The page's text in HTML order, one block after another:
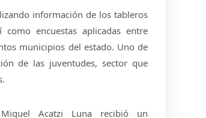
información de los tableros
encuestas aplicadas entre
municipios del estado. Uno de
de las juventudes, sector que
Acatzi Luna recibió un